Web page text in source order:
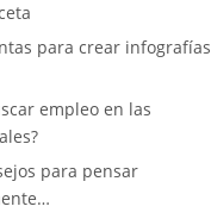
para crear infografías
empleo en las
para pensar